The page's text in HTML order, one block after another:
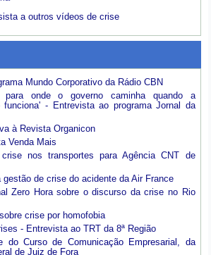
a outros vídeos de crise
Mundo Corporativo da Rádio CBN
para onde o governo caminha quando a
funciona' - Entrevista ao programa Jornal da
à Revista Organicon
Venda Mais
nos transportes para Agência CNT de
gestão de crise do acidente da Air France
Zero Hora sobre o discurso da crise no Rio
crise por homofobia
- Entrevista ao TRT da 8ª Região
do Curso de Comunicação Empresarial, da
de Juiz de Fora